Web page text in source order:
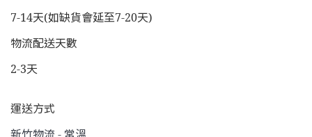
7-14天(如缺貨會延至7-20天)
物流配送天數
2-3天
運送方式